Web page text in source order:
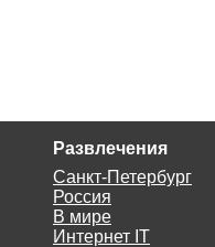
Развлечения
Санкт-Петербург
Россия
В мире
Интернет IT